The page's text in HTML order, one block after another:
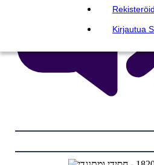
Kirjautua